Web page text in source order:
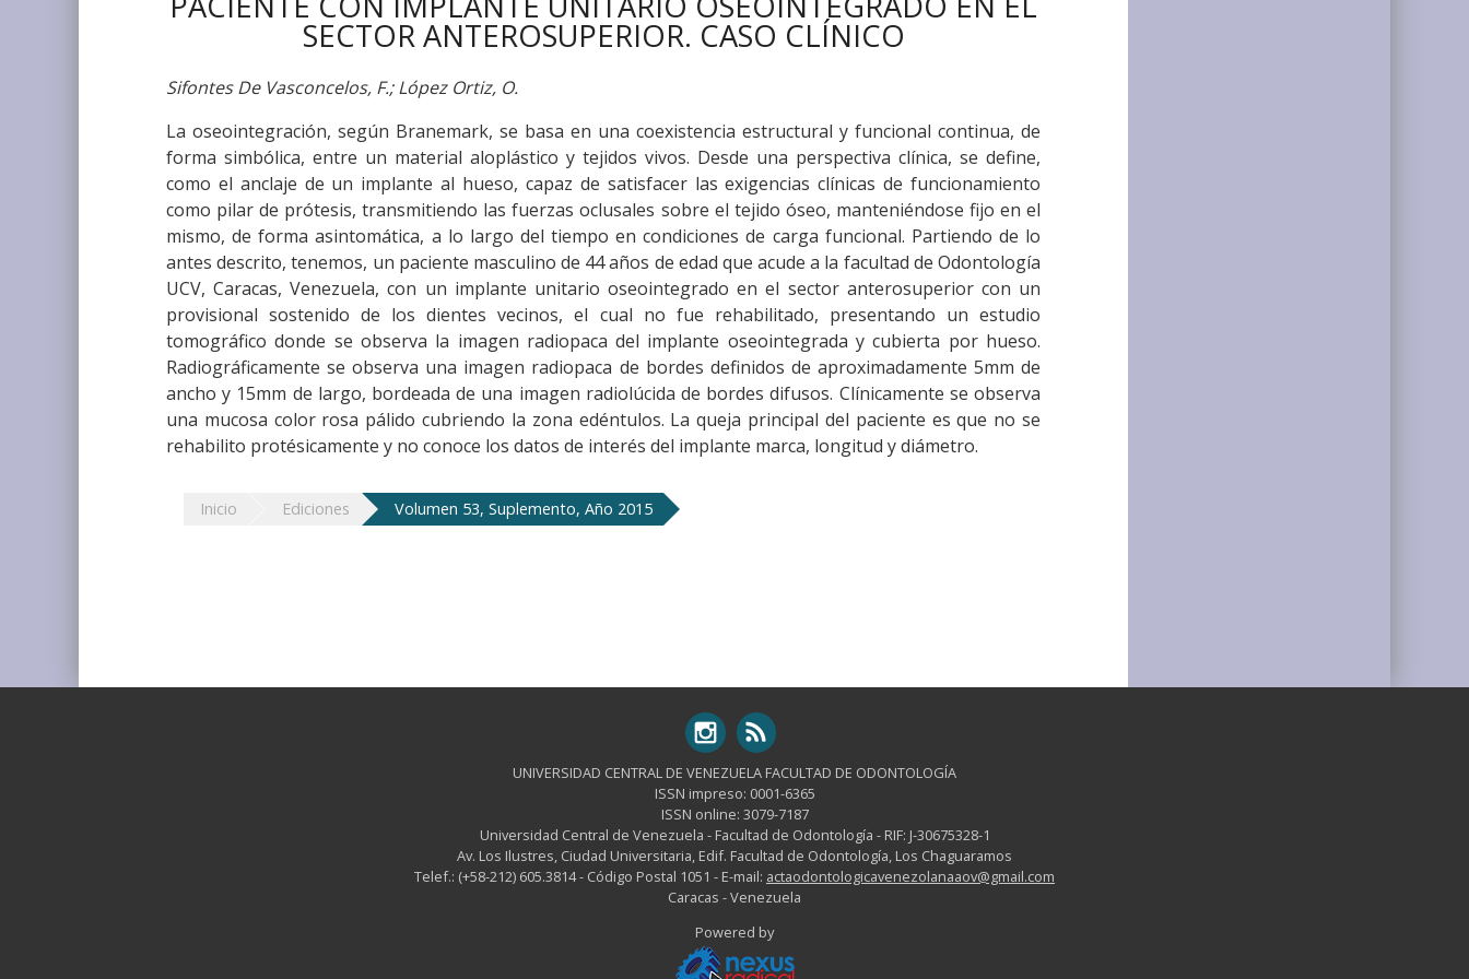
SECTOR ANTEROSUPERIOR. CASO CLÍNICO
Sifontes De Vasconcelos, F.; López Ortiz, O.
La oseointegración, según Branemark, se basa en una coexistencia estructural y funcional continua, de
forma simbólica, entre un material aloplástico y tejidos vivos. Desde una perspectiva clínica, se define,
como el anclaje de un implante al hueso, capaz de satisfacer las exigencias clínicas de funcionamiento
como pilar de prótesis, transmitiendo las fuerzas oclusales sobre el tejido óseo, manteniéndose fijo en el
mismo, de forma asintomática, a lo largo del tiempo en condiciones de carga funcional. Partiendo de lo
antes descrito, tenemos, un paciente masculino de 44 años de edad que acude a la facultad de Odontología
UCV, Caracas, Venezuela, con un implante unitario oseointegrado en el sector anterosuperior con un
provisional sostenido de los dientes vecinos, el cual no fue rehabilitado, presentando un estudio
tomográfico donde se observa la imagen radiopaca del implante oseointegrada y cubierta por hueso.
Radiográficamente se observa una imagen radiopaca de bordes definidos de aproximadamente 5mm de
ancho y 15mm de largo, bordeada de una imagen radiolúcida de bordes difusos. Clínicamente se observa
una mucosa color rosa pálido cubriendo la zona edéntulos. La queja principal del paciente es que no se
rehabilito protésicamente y no conoce los datos de interés del implante marca, longitud y diámetro.
Inicio Ediciones Volumen 53, Suplemento, Año 2015
UNIVERSIDAD CENTRAL DE VENEZUELA FACULTAD DE ODONTOLOGÍA
ISSN impreso: 0001-6365
ISSN online: 3079-7187
Universidad Central de Venezuela - Facultad de Odontología - RIF: J-30675328-1
Av. Los Ilustres, Ciudad Universitaria, Edif. Facultad de Odontología, Los Chaguaramos
Telef.: (+58-212) 605.3814 - Código Postal 1051 - E-mail: actaodontologicavenezolanaaov@gmail.com
Caracas - Venezuela
Powered by